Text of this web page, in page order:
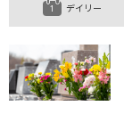
デイリー